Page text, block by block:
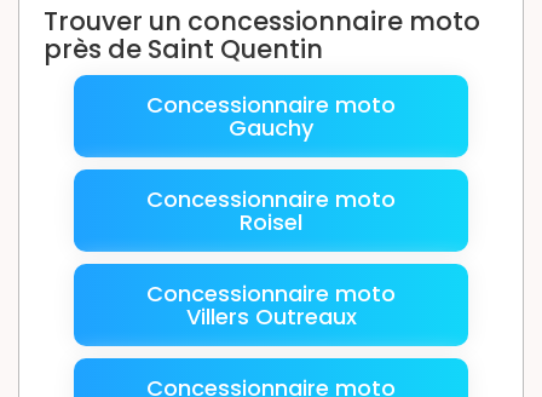
Trouver un concessionnaire moto
près de Saint Quentin
Concessionnaire moto
Gauchy
Concessionnaire moto
Roisel
Concessionnaire moto
Villers Outreaux
Concessionnaire moto